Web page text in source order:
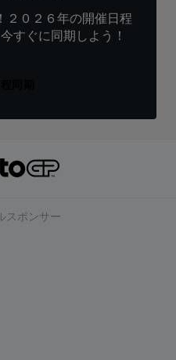
２０２６年の開催日程
すぐに同期しよう！
スポンサー